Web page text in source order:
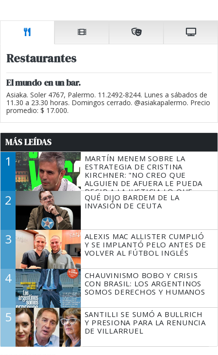
Restaurantes
El mundo en un bar.
Asiaka. Soler 4767, Palermo. 11.2492-8244. Lunes a sábados de
11.30 a 23.30 horas. Domingos cerrado. @asiakapalermo. Precio
promedio: $ 17.000.
MÁS LEÍDAS
1
MARTÍN MENEM SOBRE LA
ESTRATEGIA DE CRISTINA
KIRCHNER: "NO CREO QUE
ALGUIEN DE AFUERA LE PUEDA
DECIR A LA JUSTICIA LO QUE
TIENE QUE HACER"
2
QUÉ DIJO BARDEM DE LA
INVASIÓN DE CEUTA
3
ALEXIS MAC ALLISTER CUMPLIÓ
Y SE IMPLANTÓ PELO ANTES DE
VOLVER AL FÚTBOL INGLÉS
4
CHAUVINISMO BOBO Y CRISIS
CON BRASIL: LOS ARGENTINOS
SOMOS DERECHOS Y HUMANOS
5
SANTILLI SE SUMÓ A BULLRICH
Y PRESIONA PARA LA RENUNCIA
DE VILLARRUEL